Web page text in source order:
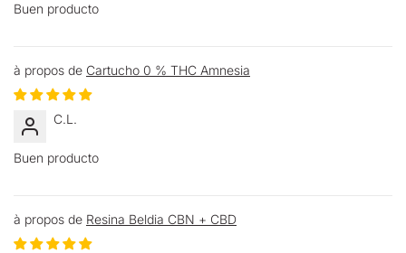
Buen producto
Cartucho 0 % THC Amnesia
C.L.
Buen producto
Resina Beldia CBN + CBD